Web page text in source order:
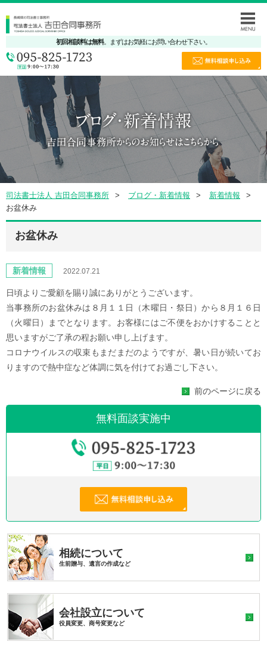
初回相談料は無料。まずはお気軽にお問い合わせ下さい。
司法書士法人 吉田合同事務所 ブログ・新着情報
新着情報
お盆休み
お盆休み
新着情報 2022.07.21
日頃よりご愛顧を賜り誠にありがとうございます。
当事務所のお盆休みは８月１１日（木曜日・祭日）から８月１６日
（火曜日）までとなります。お客様にはご不便をおかけすることと
思いますがご了承の程お願い申し上げます。
コロナウイルスの収束もまだまだのようですが、暑い日が続いてお
りますので熱中症など体調に気を付けてお過ごし下さい。
前のページに戻る
無料面談実施中
相続について
生前贈与、遺言の作成など
会社設立について
役員変更、商号変更など